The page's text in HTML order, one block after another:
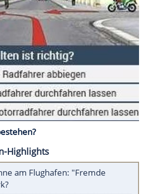
Highlights
am Flughafen: "Fremde